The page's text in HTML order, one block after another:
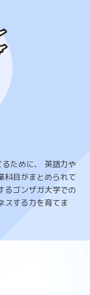
ために、
英語力や
科目がまとめられて
るゴンザガ大学での
スする力を育てま